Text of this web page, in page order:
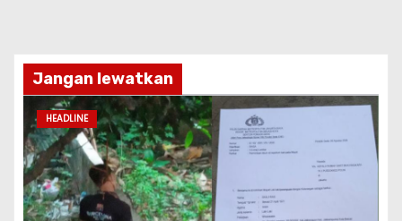
Jangan lewatkan
HEADLINE